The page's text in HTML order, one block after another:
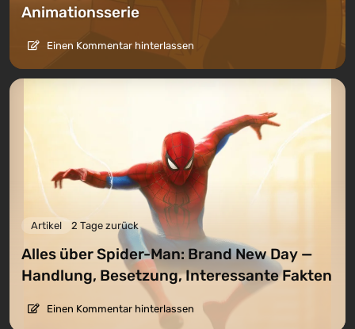
Animationsserie
Einen Kommentar hinterlassen
Artikel 2 Tage zurück
Alles über Spider-Man: Brand New Day —
Handlung, Besetzung, Interessante Fakten
Einen Kommentar hinterlassen